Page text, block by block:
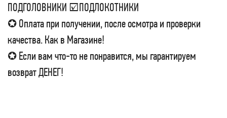
ПОДГОЛОВНИКИ ☑ПОДЛОКОТНИКИ
✪ Оплата при получении, после осмотра и проверки
качества. Как в Магазине!
✪ Если вам что-то не понравится, мы гарантируем
возврат ДЕНЕГ!